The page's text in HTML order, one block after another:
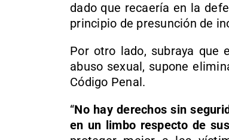
dado que recaería en la
principio de presunción de
Por otro lado, subraya que
abuso sexual, supone
Código Penal.
“No hay derechos sin
en un limbo respecto de